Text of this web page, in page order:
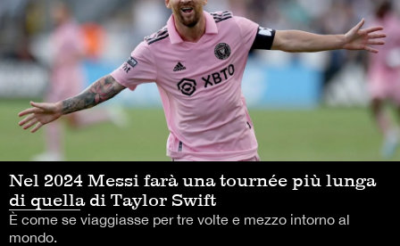
Nel 2024 Messi farà una tournée più lunga
di quella di Taylor Swift
È come se viaggiasse per tre volte e mezzo intorno al
mondo.